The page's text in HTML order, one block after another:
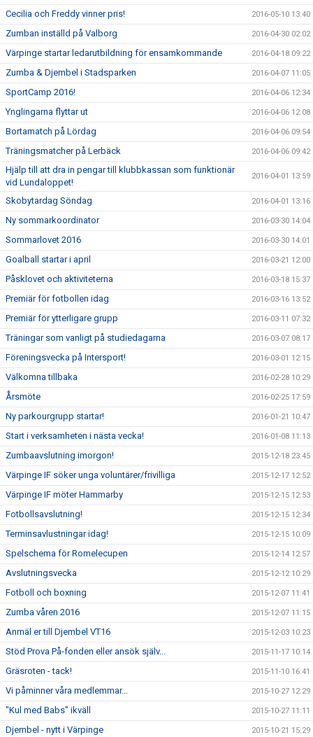
Cecilia och Freddy vinner pris! 2016-05-10 13:40
Zumban inställd på Valborg 2016-04-30 02:02
Värpinge startar ledarutbildning för ensamkommande 2016-04-18 09:22
Zumba & Djembel i Stadsparken 2016-04-07 11:05
SportCamp 2016! 2016-04-06 12:34
Ynglingarna flyttar ut 2016-04-06 12:08
Bortamatch på Lördag 2016-04-06 09:54
Träningsmatcher på Lerbäck 2016-04-06 09:42
Hjälp till att dra in pengar till klubbkassan som funktionär
vid Lundaloppet!
2016-04-01 13:59
Skobytardag Söndag 2016-04-01 13:16
Ny sommarkoordinator 2016-03-30 14:04
Sommarlovet 2016 2016-03-30 14:01
Goalball startar i april 2016-03-21 12:00
Påsklovet och aktiviteterna 2016-03-18 15:37
Premiär för fotbollen idag 2016-03-16 13:52
Premiär för ytterligare grupp 2016-03-11 07:32
Träningar som vanligt på studiedagarna 2016-03-07 08:17
Föreningsvecka på Intersport! 2016-03-01 12:15
Välkomna tillbaka 2016-02-28 10:29
Årsmöte 2016-02-25 17:59
Ny parkourgrupp startar! 2016-01-21 10:47
Start i verksamheten i nästa vecka! 2016-01-08 11:13
Zumbaavslutning imorgon! 2015-12-18 23:45
Värpinge IF söker unga voluntärer/frivilliga 2015-12-17 12:52
Värpinge IF möter Hammarby 2015-12-15 12:53
Fotbollsavslutning! 2015-12-15 12:34
Terminsavlustningar idag! 2015-12-15 10:09
Spelschema för Romelecupen 2015-12-14 12:57
Avslutningsvecka 2015-12-12 10:29
Fotboll och boxning 2015-12-07 11:41
Zumba våren 2016 2015-12-07 11:15
Anmäl er till Djembel VT16 2015-12-03 10:23
Stöd Prova På-fonden eller ansök själv... 2015-11-17 10:14
Gräsroten - tack! 2015-11-10 16:41
Vi påminner våra medlemmar... 2015-10-27 12:29
"Kul med Babs" ikväll 2015-10-27 11:11
Djembel - nytt i Värpinge 2015-10-21 15:29